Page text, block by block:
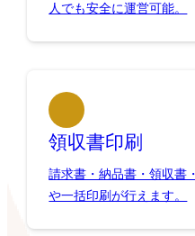
人でも安全に運営可能。
領収書印刷
請求書・納品書・領収書
や一括印刷が行えます。